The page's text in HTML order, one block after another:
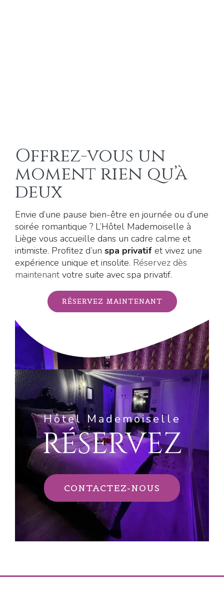
Offrez-vous un
moment rien qu’à
deux
Envie d’une pause bien-être en journée ou d’une
soirée romantique ? L’Hôtel Mademoiselle à
Liège vous accueille dans un cadre calme et
intimiste. Profitez d’un spa privatifet vivez une
expérience unique et insolite. Réservez dès
maintenantvotre suite avec spa privatif.
RÉSERVEZ MAINTENANT
Hôtel Mademoiselle
RÉSERVEZ
CONTACTEZ-NOUS